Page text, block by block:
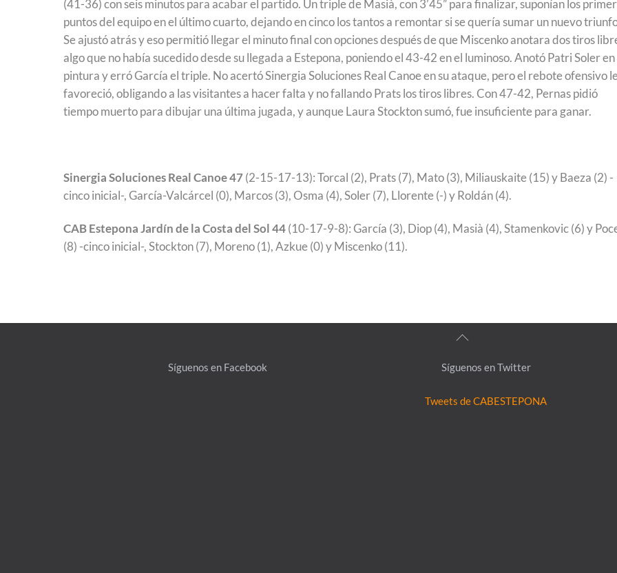
(41-36) con seis minutos para acabar el partido. Un triple de Masià, con 3’45” para finalizar, suponían los
puntos del equipo en el último cuarto, dejando en cinco los tantos a remontar si se quería sumar un nuevo
Se ajustó atrás y eso permitió llegar el minuto final con opciones después de que Miscenko anotara dos tiros
algo que no había sucedido desde su llegada a Estepona, poniendo el 43-42 en el luminoso. Anotó Patri Soler en
pintura y erró García el triple. No acertó Sinergia Soluciones Real Canoe en su ataque, pero el rebote ofensivo
favoreció, obligando a las visitantes a hacer falta y no fallando Prats los tiros libres. Con 47-42, Pernas pidió
tiempo muerto para dibujar una última jugada, y aunque Laura Stockton sumó, fue insuficiente para ganar.
Sinergia Soluciones Real Canoe 47(2-15-17-13): Torcal (2), Prats (7), Mato (3), Miliauskaite (15) y Baeza (2) -
cinco inicial-, García-Valcárcel (0), Marcos (3), Osma (4), Soler (7), Llorente (-) y Roldán (4).
CAB Estepona Jardín de la Costa del Sol 44(10-17-9-8): García (3), Diop (4), Masià (4), Stamenkovic (6) y
(8) -cinco inicial-, Stockton (7), Moreno (1), Azkue (0) y Miscenko (11).
Back
Top
Síguenos en Facebook Síguenos en Twitter
Tweets de CABESTEPONA